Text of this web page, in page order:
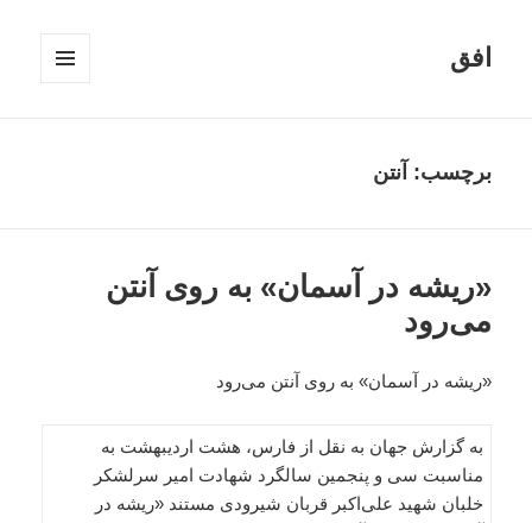
افق
برچسب: آنتن
«ریشه در آسمان» به روی آنتن
می‌رود
«ریشه در آسمان» به روی آنتن می‌رود
به گزارش جهان به نقل از فارس، هشت اردیبهشت به
مناسبت سی و پنجمین سالگرد شهادت امیر سرلشکر
خلبان شهید علی‌اکبر قربان شیرودی مستند «ریشه در